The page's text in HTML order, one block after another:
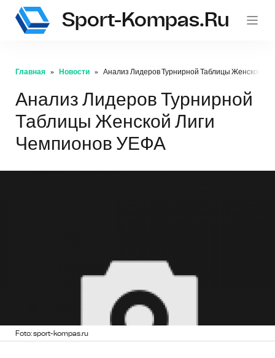
Sport-Kompas.ru
Главная Новости Анализ Лидеров Турнирной Таблицы Женской
Анализ Лидеров Турнирной
Таблицы Женской Лиги
Чемпионов УЕФА
Foto: sport-kompas.ru